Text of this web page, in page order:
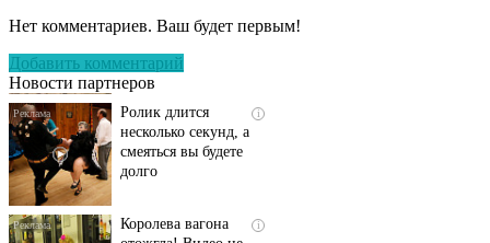
Нет комментариев. Ваш будет первым!
Добавить комментарий
Новости партнеров
люди вытворяют, когда
несколько секунд, а
смеяться вы будете
долго
отожгла! Видео не